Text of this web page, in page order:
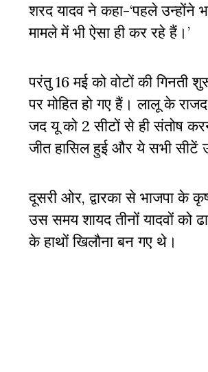
शरद यादव ने कहा-‘पहले उन्होंने
मामले में भी ऐसा ही कर रहे हैं।’
परंतु 16 मई को वोटों की गिनती
पर मोहित हो गए हैं। लालू के
जद यू को 2 सीटों से ही संतोष
जीत हासिल हुई और ये सभी सीटें
दूसरी ओर, द्वारका से भाजपा के
उस समय शायद तीनों यादवों को
के हाथों खिलौना बन गए थे।